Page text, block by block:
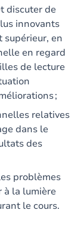
discuter de
innovants
supérieur, en
en regard
de lecture
;
relatives
dans le
des
problèmes
à la lumière
le cours.